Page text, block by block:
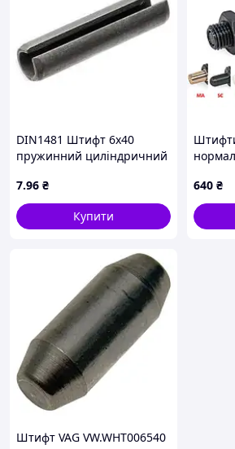
DIN1481 Штифт 6х40
пружинний циліндричний
покриття
7.96 ₴
Купити
12-CK-
640 ₴
Штифт VAG VW.WHT006540